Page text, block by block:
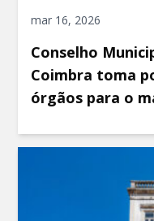
mar 16, 2026
Conselho
Coimbra toma
órgãos para o